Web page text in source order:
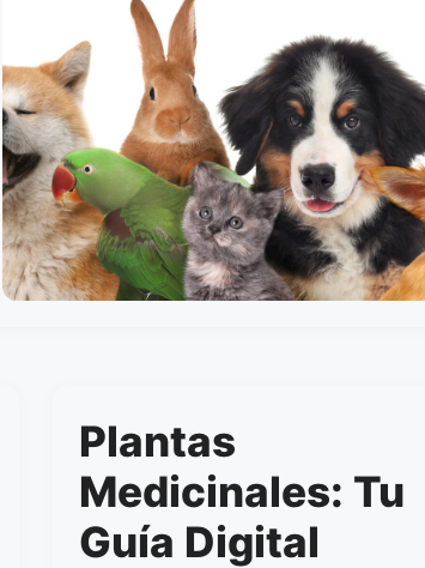
Plantas
Medicinales: Tu
Guía Digital